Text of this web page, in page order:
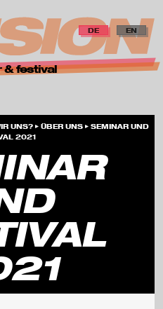
Inhalt springen zur Startseite
i
*
v
i
s
i
o
n
—
& festival
DE EN
UNS?. ÜBER UNS.
SEMINAR UND
2021.